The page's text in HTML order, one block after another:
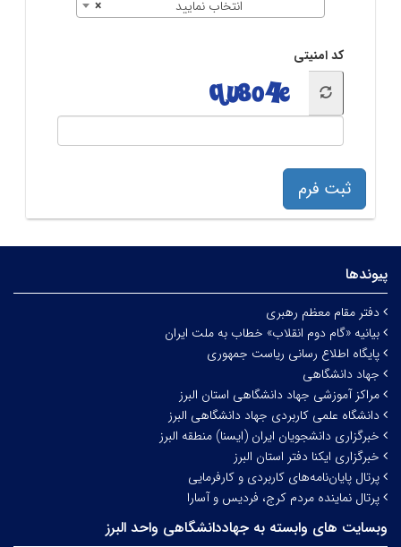
×
انتخاب نمایید
کد امنیتی
ثبت فرم
پیوندها
دفتر مقام معظم رهبری
بیانیه «گام دوم انقلاب» خطاب به ملت ایران
پایگاه اطلاع رسانی ریاست جمهوری
جهاد دانشگاهی
مراکز آموزشی جهاد دانشگاهی استان البرز
دانشگاه علمی کاربردی جهاد دانشگاهی البرز
خبرگزاری دانشجویان ایران (ایسنا) منطقه البرز
خبرگزاری ایکنا دفتر استان البرز
پرتال پایان‌نامه‌های کاربردی و کارفرمایی
پرتال نماینده مردم کرج، فردیس و آسارا
وبسایت های وابسته به جهاددانشگاهی واحد البرز